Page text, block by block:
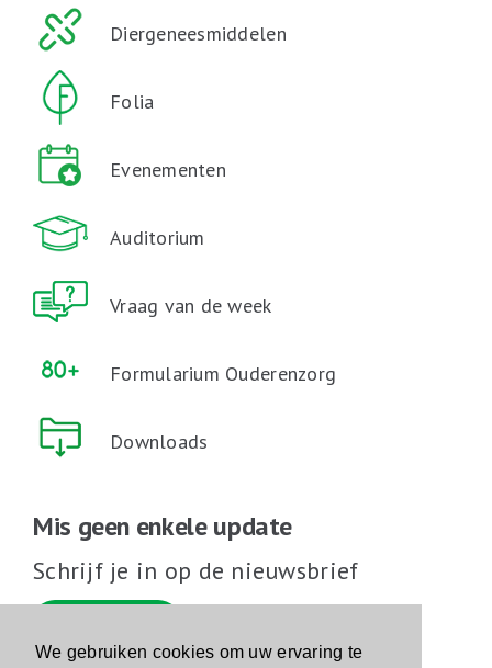
We gebruiken cookies om uw ervaring te
Diergeneesmiddelen
Folia
Evenementen
Auditorium
Vraag van de week
Formularium Ouderenzorg
Downloads
Mis geen enkele update
Schrijf je in op de nieuwsbrief